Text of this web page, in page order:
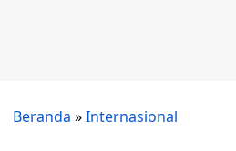
Beranda »Internasional